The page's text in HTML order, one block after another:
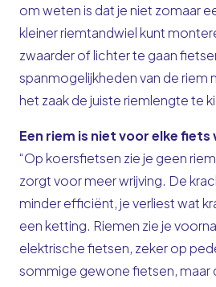
om weten is dat je niet zomaar
kleiner riemtandwiel kunt
zwaarder of lichter te gaan
spanmogelijkheden van de riem
het zaak de juiste riemlengte te
Een riem is niet voor elke
“Op koersfietsen zie je geen
zorgt voor meer wrijving. De
minder efficiënt, je verliest wat
een ketting. Riemen zie je
elektrische fietsen, zeker op
sommige gewone fietsen, maar